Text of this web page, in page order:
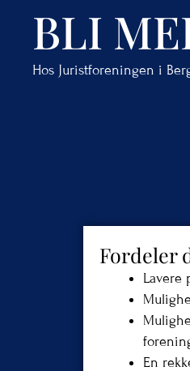
BLI
Hos Juristforeningen i
Fordeler
Lavere
En